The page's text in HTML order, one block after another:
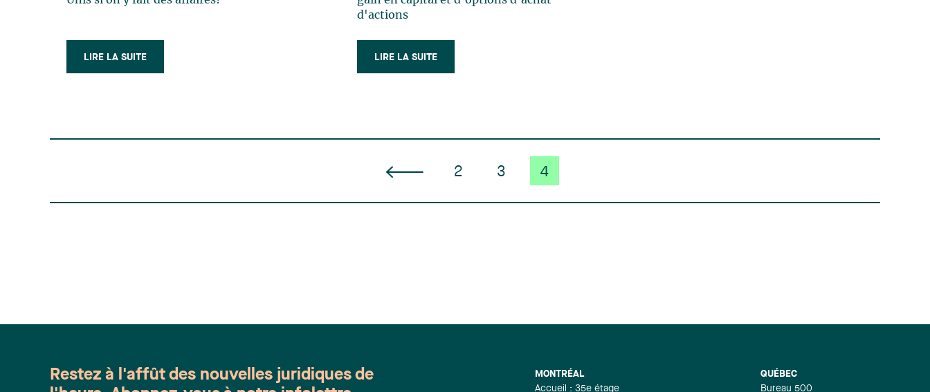
LIRE LA SUITE
d'actions
LIRE LA SUITE
2 3 4
MONTRÉAL
Accueil : 35e étage
QUÉBEC
Bureau 500
Restez à l'affût des nouvelles juridiques de